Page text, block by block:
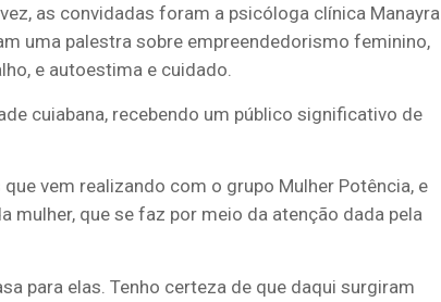
as convidadas foram a psicóloga clínica Manayra
uma palestra sobre empreendedorismo feminino,
e autoestima e cuidado.
cuiabana, recebendo um público significativo de
vem realizando com o grupo Mulher Potência, e
mulher, que se faz por meio da atenção dada pela
para elas. Tenho certeza de que daqui surgiram